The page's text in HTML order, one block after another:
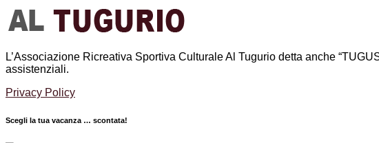
L’Associazione Ricreativa Sportiva Culturale Al Tugurio detta anche
assistenziali.
Privacy Policy
Scegli la tua vacanza … scontata!